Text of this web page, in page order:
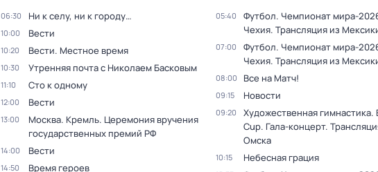
06:30 Ни к селу, ни к городу…
10:00 Вести
10:20 Вести. Местное время
10:30 Утренняя почта с Николаем Басковым
11:10 Сто к одному
12:00 Вести
13:00
Москва. Кремль. Церемония вручения
государственных премий РФ
14:00 Вести
14:50 Время героев
05:40
Футбол. Чемпионат мира-
Чехия. Трансляция из
07:00
Футбол. Чемпионат мира-
Чехия. Трансляция из
08:00 Все на Матч!
09:15 Новости
09:20
Художественная гимнастика.
Cup. Гала-концерт.
Омска
10:15 Небесная грация